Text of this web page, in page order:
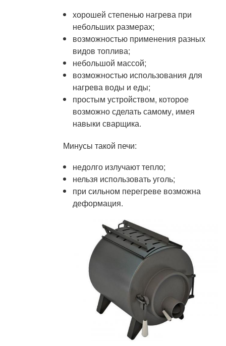
хорошей степенью нагрева при
небольших размерах;
возможностью применения разных
видов топлива;
небольшой массой;
возможностью использования для
нагрева воды и еды;
простым устройством, которое
возможно сделать самому, имея
навыки сварщика.
Минусы такой печи:
недолго излучают тепло;
нельзя использовать уголь;
при сильном перегреве возможна
деформация.